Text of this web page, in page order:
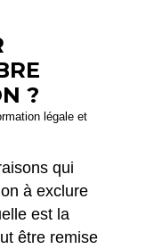
?
légale et
qui
à exclure
est la
être remise